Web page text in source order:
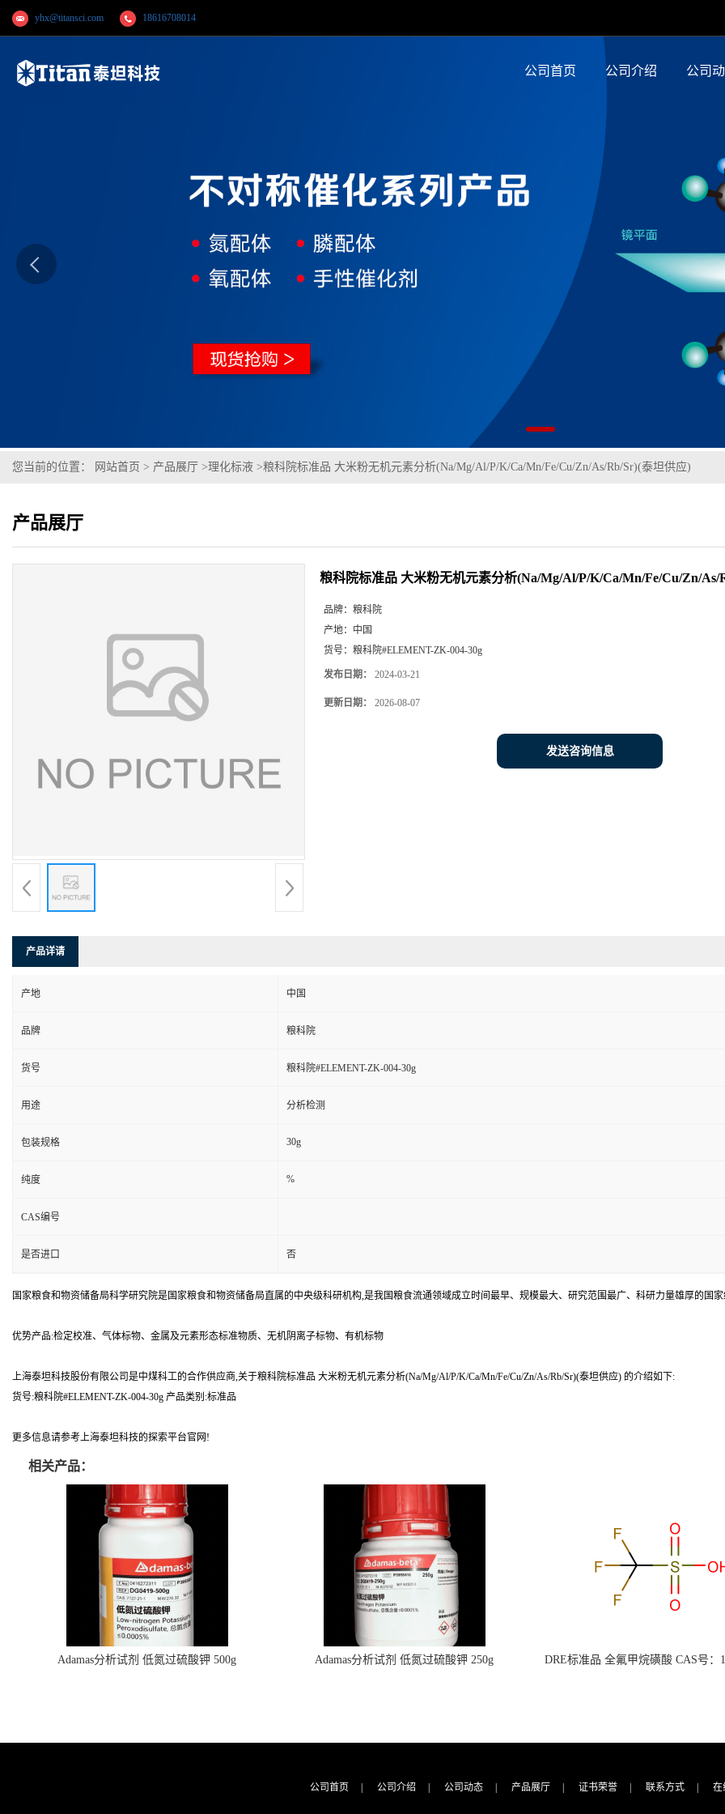
yhx@titansci.com 18616708014
公司首页 公司介绍 公司
您当前的位置： 网站首页 > 产品展厅 >理化标液 >粮科院标准品 大米粉无机元素分析(Na/Mg/Al/P/K/Ca/Mn/Fe/Cu/Zn/As/Rb/Sr)(泰坦供应)
产品展厅
粮科院标准品 大米粉无机元素分析(Na/Mg/Al/P/K/Ca/Mn/Fe/Cu/Zn/As/
品牌： 粮科院
产地： 中国
货号： 粮科院#ELEMENT-ZK-004-30g
发布日期： 2024-03-21
更新日期： 2026-08-07
发送咨询信息
产品详请
产地 中国
品牌 粮科院
货号 粮科院#ELEMENT-ZK-004-30g
用途 分析检测
包装规格 30g
纯度 %
CAS编号
是否进口 否
国家粮食和物资储备局科学研究院是国家粮食和物资储备局直属的中央级科研机构,是我国粮食流通领域成立时间最早、规模最大、研究范围最广、科研力量雄厚的国家
优势产品:检定校准、气体标物、金属及元素形态标准物质、无机阴离子标物、有机标物
上海泰坦科技股份有限公司是中煤科工的合作供应商,关于粮科院标准品 大米粉无机元素分析(Na/Mg/Al/P/K/Ca/Mn/Fe/Cu/Zn/As/Rb/Sr)(泰坦供应) 的介绍如下:
货号:粮科院#ELEMENT-ZK-004-30g 产品类别:标准品
更多信息请参考上海泰坦科技的探索平台官网!
相关产品：
Adamas分析试剂 低氮过硫酸钾 500g
Adamas分析试剂 低氮过硫酸钾 250g
DRE标准品 全氟甲烷磺酸 CAS号：
公司首页 | 公司介绍 | 公司动态 | 产品展厅 | 证书荣誉 | 联系方式 | 在